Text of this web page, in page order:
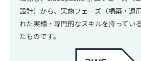
設計）から、実施フェーズ（構築・運
れた実績・専門的なスキルを持ってい
たものです。